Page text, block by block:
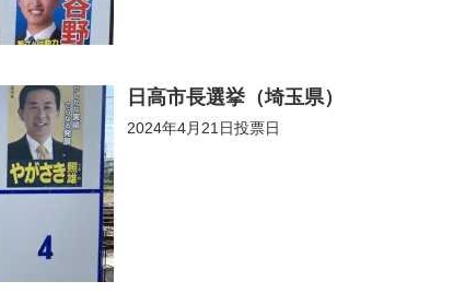
日高市長選挙（埼玉県）
2024年4月21日投票日